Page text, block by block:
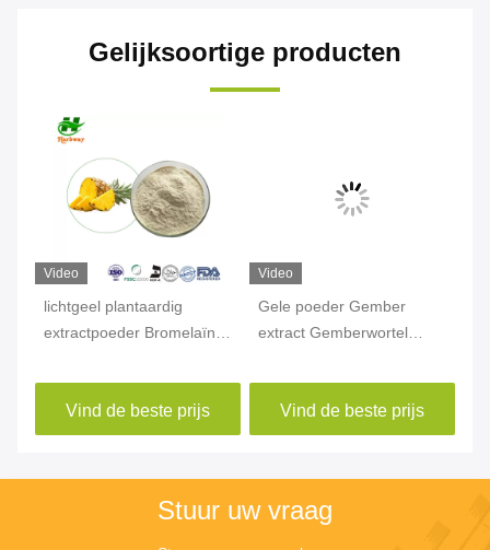
Gelijksoortige producten
Video
lichtgeel plantaardig
extractpoeder Bromelaïne
extractpoeder
Vind de beste prijs
Video
Gele poeder Gember
extract Gemberwortel
84696-15-1
Vind de beste prijs
Stuur uw vraag